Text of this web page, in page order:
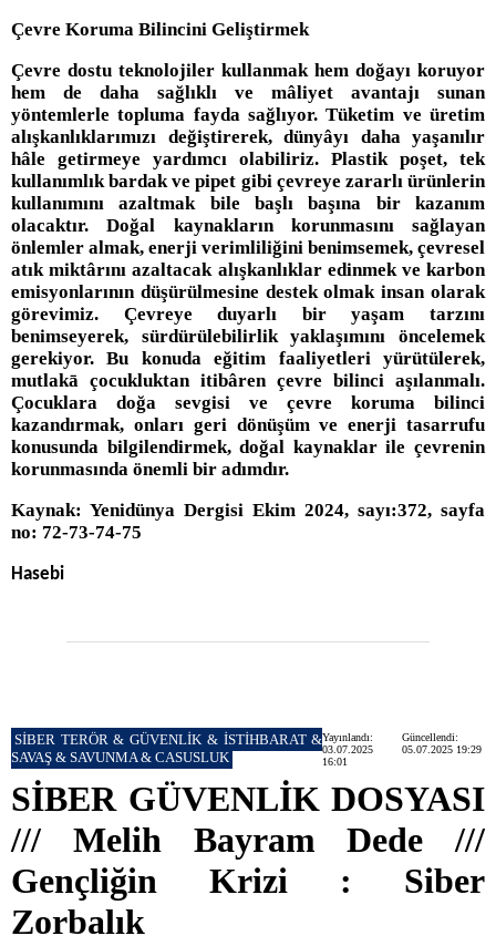
Çevre Koruma Bilincini Geliştirmek
Çevre dostu teknolojiler kullanmak hem doğayı koruyor
hem de daha sağlıklı ve mâliyet avantajı sunan
yöntemlerle topluma fayda sağlıyor. Tüketim ve üretim
alışkanlıklarımızı değiştirerek, dünyâyı daha yaşanılır
hâle getirmeye yardımcı olabiliriz. Plastik poşet, tek
kullanımlık bardak ve pipet gibi çevreye zararlı ürünlerin
kullanımını azaltmak bile başlı başına bir kazanım
olacaktır. Doğal kaynakların korunmasını sağlayan
önlemler almak, enerji verimliliğini benimsemek, çevresel
atık miktârını azaltacak alışkanlıklar edinmek ve karbon
emisyonlarının düşürülmesine destek olmak insan olarak
görevimiz. Çevreye duyarlı bir yaşam tarzını
benimseyerek, sürdürülebilirlik yaklaşımını öncelemek
gerekiyor. Bu konuda eğitim faaliyetleri yürütülerek,
mutlakā çocukluktan itibâren çevre bilinci aşılanmalı.
Çocuklara doğa sevgisi ve çevre koruma bilinci
kazandırmak, onları geri dönüşüm ve enerji tasarrufu
konusunda bilgilendirmek, doğal kaynaklar ile çevrenin
korunmasında önemli bir adımdır.
Kaynak: Yenidünya Dergisi Ekim 2024, sayı:372, sayfa
no: 72-73-74-75
Hasebi
SİBER TERÖR & GÜVENLİK & İSTİHBARAT &
SAVAŞ & SAVUNMA & CASUSLUK
Yayınlandı:
03.07.2025
16:01
Güncellendi:
05.07.2025 19:29
SİBER GÜVENLİK DOSYASI
/// Melih Bayram Dede ///
Gençliğin Krizi : Siber
Zorbalık